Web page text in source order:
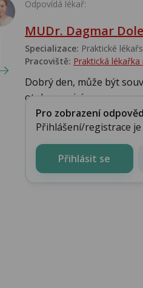
Odpovídá lékař:
MUDr. Dagmar
Specializace: Praktické
Pracoviště: Praktická
Dobrý den, může být
otok nezmizí a n...
Pro zobrazení
Přihlášení/registrace
Přihlásit se